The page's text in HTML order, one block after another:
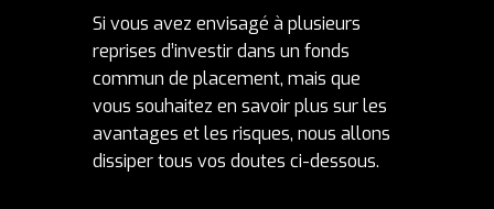
Si vous avez envisagé à plusieurs
reprises d’investir dans un fonds
commun de placement, mais que
vous souhaitez en savoir plus sur les
avantages et les risques, nous allons
dissiper tous vos doutes ci-dessous.